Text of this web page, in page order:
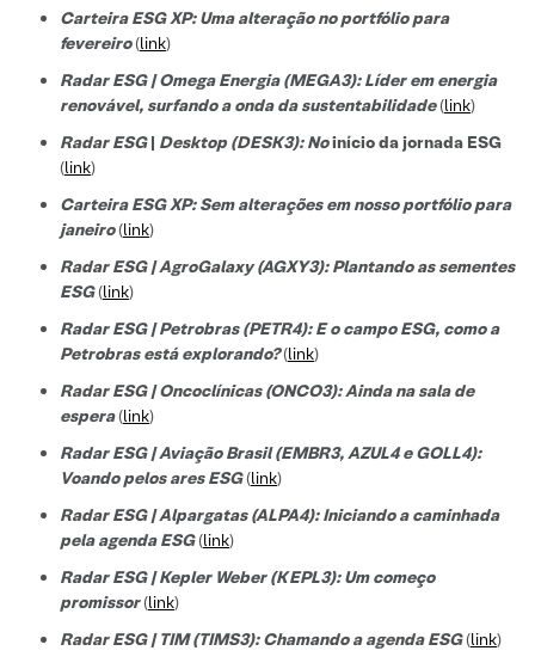
Carteira ESG XP: Uma alteração no portfólio para
fevereiro(link)
Radar ESG | Omega Energia (MEGA3): Líder em energia
renovável, surfando a onda da sustentabilidade(link)
Radar ESG| Desktop (DESK3): Noinício da jornada ESG
(link)
Carteira ESG XP: Sem alterações em nosso portfólio para
janeiro(link)
Radar ESG | AgroGalaxy (AGXY3): Plantando as sementes
ESG(link)
Radar ESG | Petrobras (PETR4): E o campo ESG, como a
Petrobras está explorando?(link)
Radar ESG | Oncoclínicas (ONCO3): Ainda na sala de
espera(link)
Radar ESG | Aviação Brasil (EMBR3, AZUL4 e GOLL4):
Voando pelos ares ESG(link)
Radar ESG | Alpargatas (ALPA4): Iniciando a caminhada
pela agenda ESG(link)
Radar ESG | Kepler Weber (KEPL3): Um começo
promissor(link)
Radar ESG | TIM (TIMS3): Chamando a agenda ESG(link)